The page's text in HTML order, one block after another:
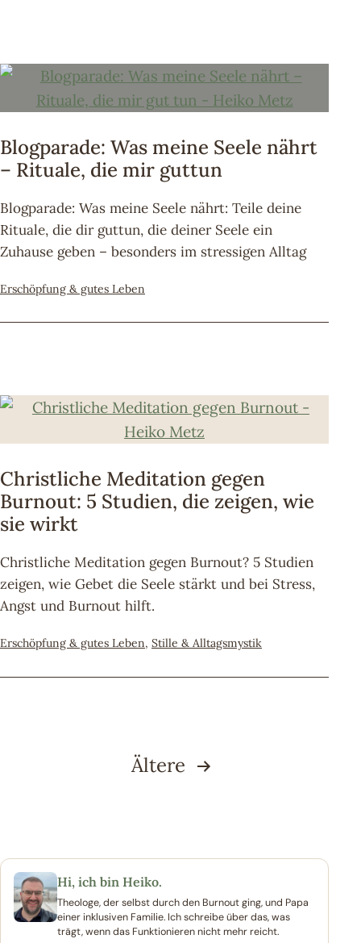
Blogparade: Was meine Seele nährt
– Rituale, die mir guttun
Blogparade: Was meine Seele nährt: Teile deine
Rituale, die dir guttun, die deiner Seele ein
Zuhause geben – besonders im stressigen Alltag
Kategorisiert
Erschöpfung & gutes Leben
Christliche Meditation gegen
Burnout: 5 Studien, die zeigen, wie
sie wirkt
Christliche Meditation gegen Burnout? 5 Studien
zeigen, wie Gebet die Seele stärkt und bei Stress,
Angst und Burnout hilft.
Kategorisiert
Erschöpfung & gutes Leben, Stille & Alltagsmystik
Seitennummerierung
Ältere
Hi, ich bin Heiko.
Theologe, der selbst durch den Burnout ging, und Papa
einer inklusiven Familie. Ich schreibe über das, was
trägt, wenn das Funktionieren nicht mehr reicht.